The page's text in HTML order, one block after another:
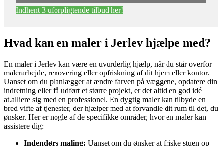
Indhent 3 uforpligtende tilbud her!
Hvad kan en maler i Jerlev hjælpe med?
En maler i Jerlev kan være en uvurderlig hjælp, når du står overfor
malerarbejde, renovering eller opfriskning af dit hjem eller kontor.
Uanset om du planlægger at ændre farven på væggene, opdatere din
indretning eller få udført et større projekt, er det altid en god idé
at.alliere sig med en professionel. En dygtig maler kan tilbyde en
bred vifte af tjenester, der hjælper med at forvandle dit rum til det, du
ønsker. Her er nogle af de specifikke områder, hvor en maler kan
assistere dig:
Indendørs maling: Uanset om du ønsker at friske stuen op